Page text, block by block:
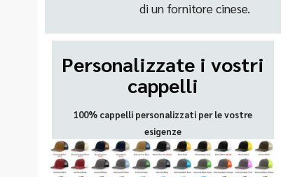
di un fornitore cinese.
Personalizzate i vostri
cappelli
100% cappelli personalizzati per le vostre
esigenze